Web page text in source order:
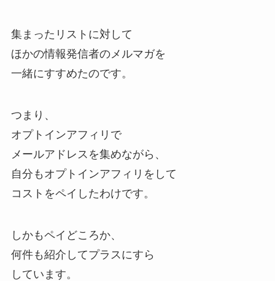
集まったリストに対して
ほかの情報発信者のメルマガを
一緒にすすめたのです。
つまり、
オプトインアフィリで
メールアドレスを集めながら、
自分もオプトインアフィリをして
コストをペイしたわけです。
しかもペイどころか、
何件も紹介してプラスにすら
しています。